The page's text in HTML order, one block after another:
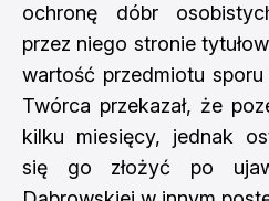
ochronę dóbr
przez niego stronie
wartość przedmiotu
Twórca przekazał, że
kilku miesięcy, jednak
się go złożyć po